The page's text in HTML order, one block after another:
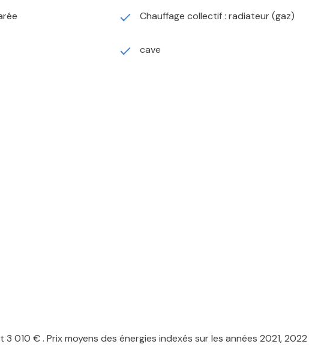
Chauffage collectif : radiateur (gaz)
cave
€ . Prix moyens des énergies indexés sur les années 2021, 2022